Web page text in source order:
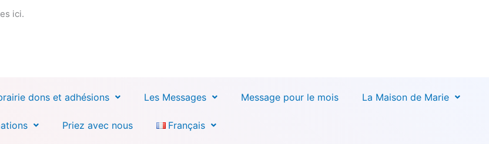
ici.
dons et adhésions Les Messages Message pour le mois La Maison de Marie
Priez avec nous Français